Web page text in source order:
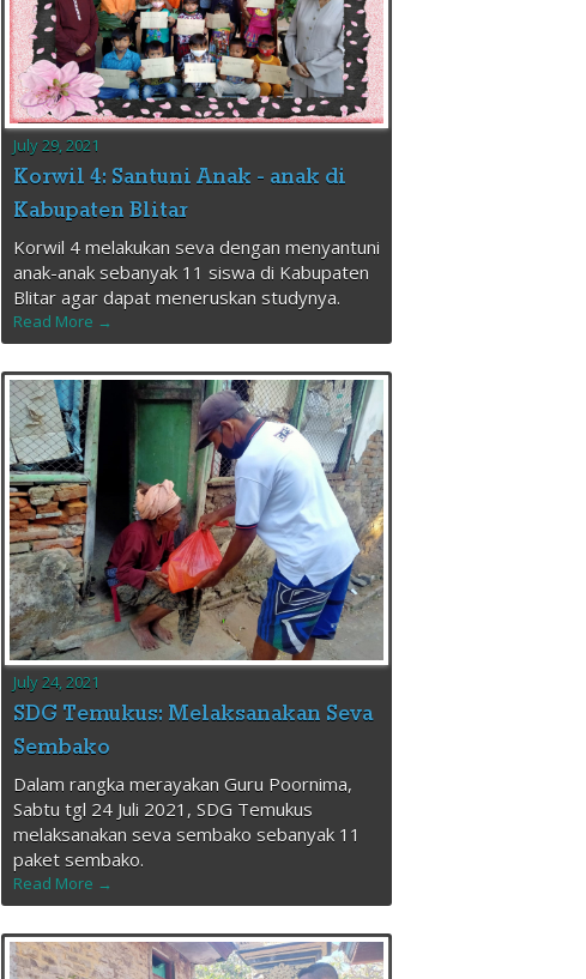
July 29, 2021
Korwil 4: Santuni Anak - anak di
Kabupaten Blitar
Korwil 4 melakukan seva dengan menyantuni
anak-anak sebanyak 11 siswa di Kabupaten
Blitar agar dapat meneruskan studynya.
Read More →
July 24, 2021
SDG Temukus: Melaksanakan Seva
Sembako
Dalam rangka merayakan Guru Poornima,
Sabtu tgl 24 Juli 2021, SDG Temukus
melaksanakan seva sembako sebanyak 11
paket sembako.
Read More →